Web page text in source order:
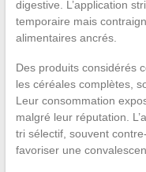
digestive. L’application
temporaire mais
alimentaires ancrés.
Des produits considérés
les céréales complètes,
Leur consommation
malgré leur réputation.
tri sélectif, souvent
favoriser une